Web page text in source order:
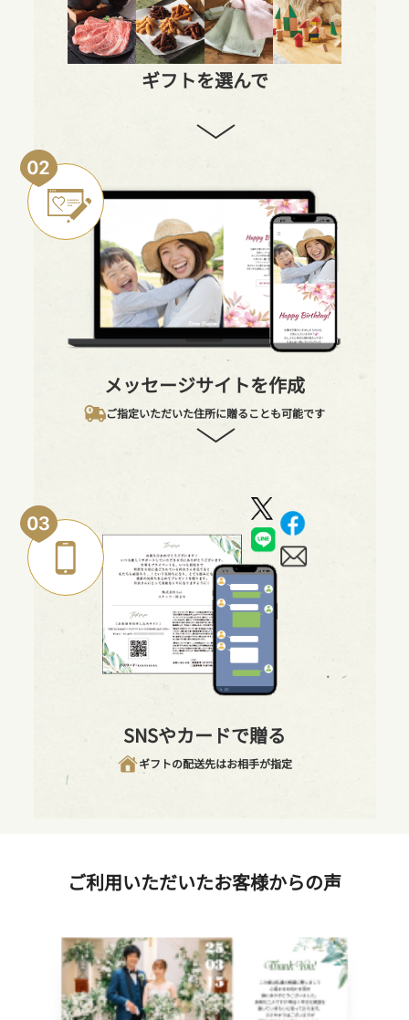
ギフトを選んで
メッセージサイトを作成
ご指定いただいた住所に贈ることも可能です
SNSやカードで贈る
ギフトの配送先はお相手が指定
ご利用いただいたお客様からの声